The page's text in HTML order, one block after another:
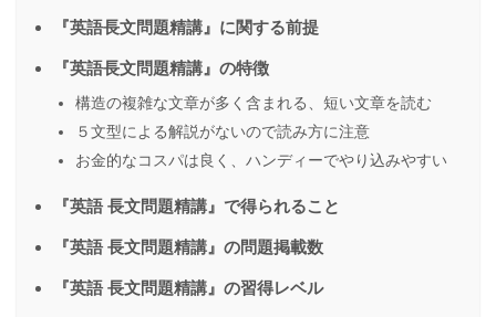
『英語長文問題精講』に関する前提
『英語長文問題精講』の特徴
構造の複雑な文章が多く含まれる、短い文章を読む
５文型による解説がないので読み方に注意
お金的なコスパは良く、ハンディーでやり込みやすい
『英語 長文問題精講』で得られること
『英語 長文問題精講』の問題掲載数
『英語 長文問題精講』の習得レベル